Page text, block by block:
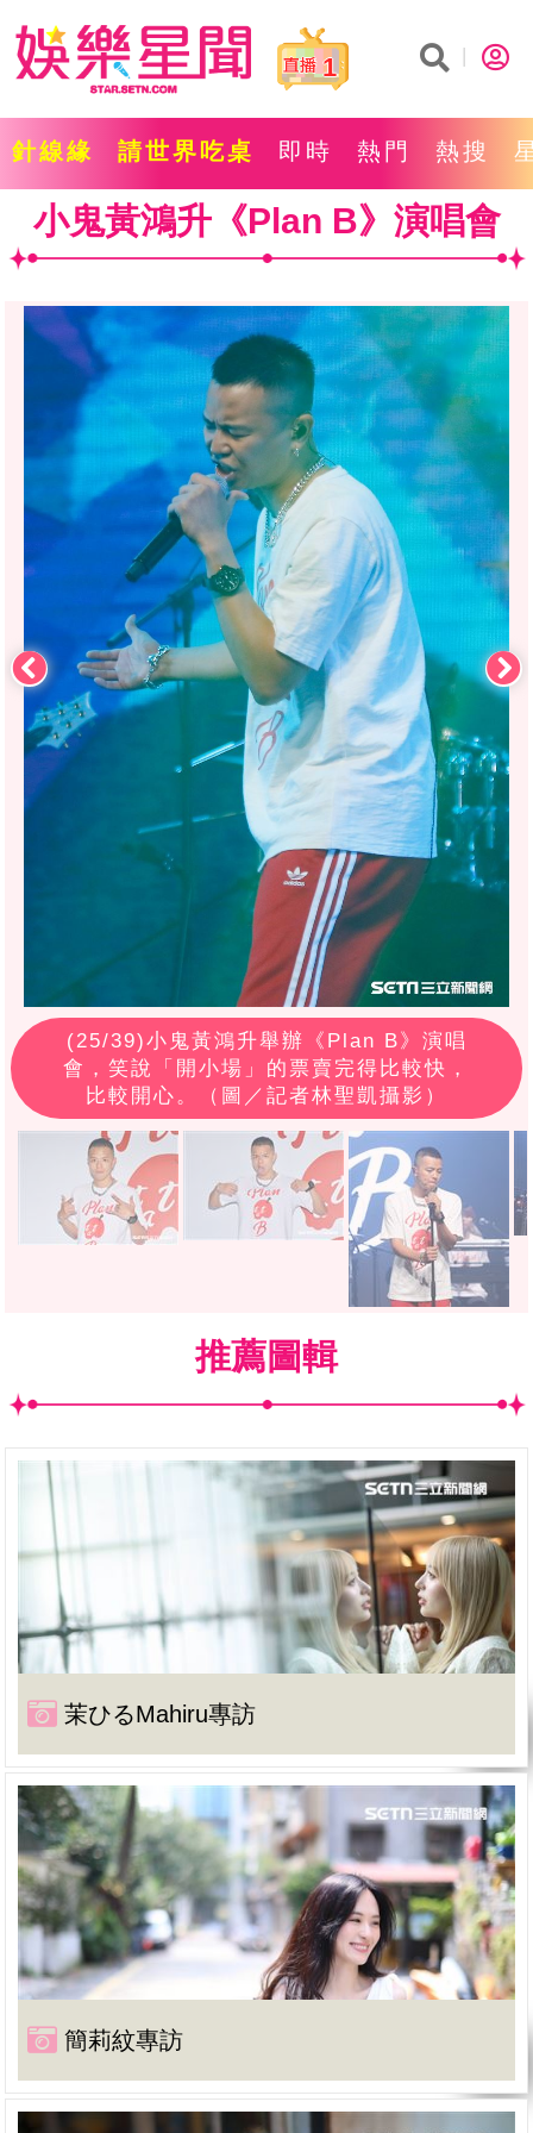
1
針線緣 請世界吃桌 即時 熱門 熱搜
小鬼黃鴻升《Plan B》演唱會
(25/39)小鬼黃鴻升舉辦《Plan B》演唱
會，笑說「開小場」的票賣完得比較快，
比較開心。（圖／記者林聖凱攝影）
推薦圖輯
茉ひるMahiru專訪
簡莉紋專訪